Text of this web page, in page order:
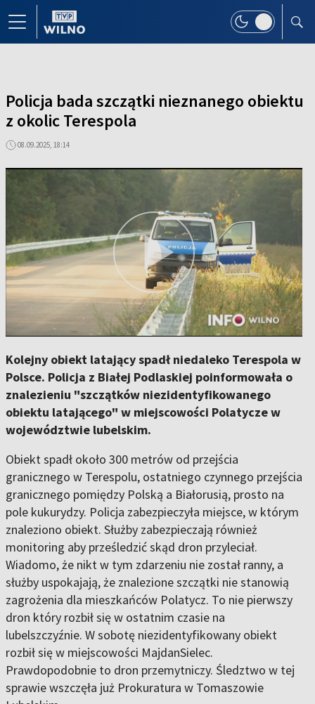
Policja bada szczątki nieznanego obiektu
z okolic Terespola
08.09.2025, 18:14
Kolejny obiekt latający spadł niedaleko Terespola w
Polsce. Policja z Białej Podlaskiej poinformowała o
znalezieniu "szczątków niezidentyfikowanego
obiektu latającego" w miejscowości Polatycze w
województwie lubelskim.
Obiekt spadł około 300 metrów od przejścia
granicznego w Terespolu, ostatniego czynnego przejścia
granicznego pomiędzy Polską a Białorusią, prosto na
pole kukurydzy. Policja zabezpieczyła miejsce, w którym
znaleziono obiekt. Służby zabezpieczają również
monitoring aby prześledzić skąd dron przyleciał.
Wiadomo, że nikt w tym zdarzeniu nie został ranny, a
służby uspokajają, że znalezione szczątki nie stanowią
zagrożenia dla mieszkańców Polatycz. To nie pierwszy
dron który rozbił się w ostatnim czasie na
lubelszczyźnie. W sobotę niezidentyfikowany obiekt
rozbił się w miejscowości MajdanSielec.
Prawdopodobnie to dron przemytniczy. Śledztwo w tej
sprawie wszczęła już Prokuratura w Tomaszowie